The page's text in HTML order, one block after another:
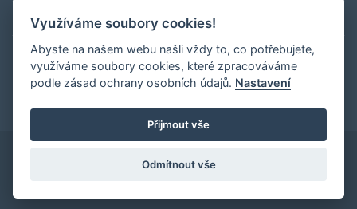
Kontaktní informace
profesionalita a lidský přístup
self crafted byesmediacomposer app
Využíváme soubory cookies!
Abyste na našem webu našli vždy to, co potřebujete,
využíváme soubory cookies, které zpracováváme
podle zásad ochrany osobních údajů. Nastavení
Přijmout vše
Odmítnout vše